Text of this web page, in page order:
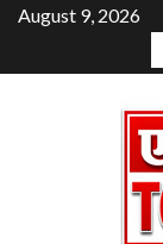
Skip
content
August 9, 2026